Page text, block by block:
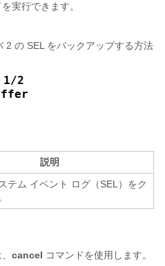
実行できます。
2 の SEL をバックアップする方法
1/2
説明
テム イベント ログ（SEL）をク
cancel コマンドを使用します。